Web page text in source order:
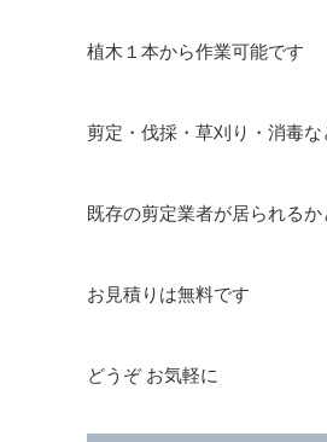
植木１本から作業可能です
剪定・伐採・草刈り・消毒
既存の剪定業者が居られる
お見積りは無料です
どうぞ お気軽に